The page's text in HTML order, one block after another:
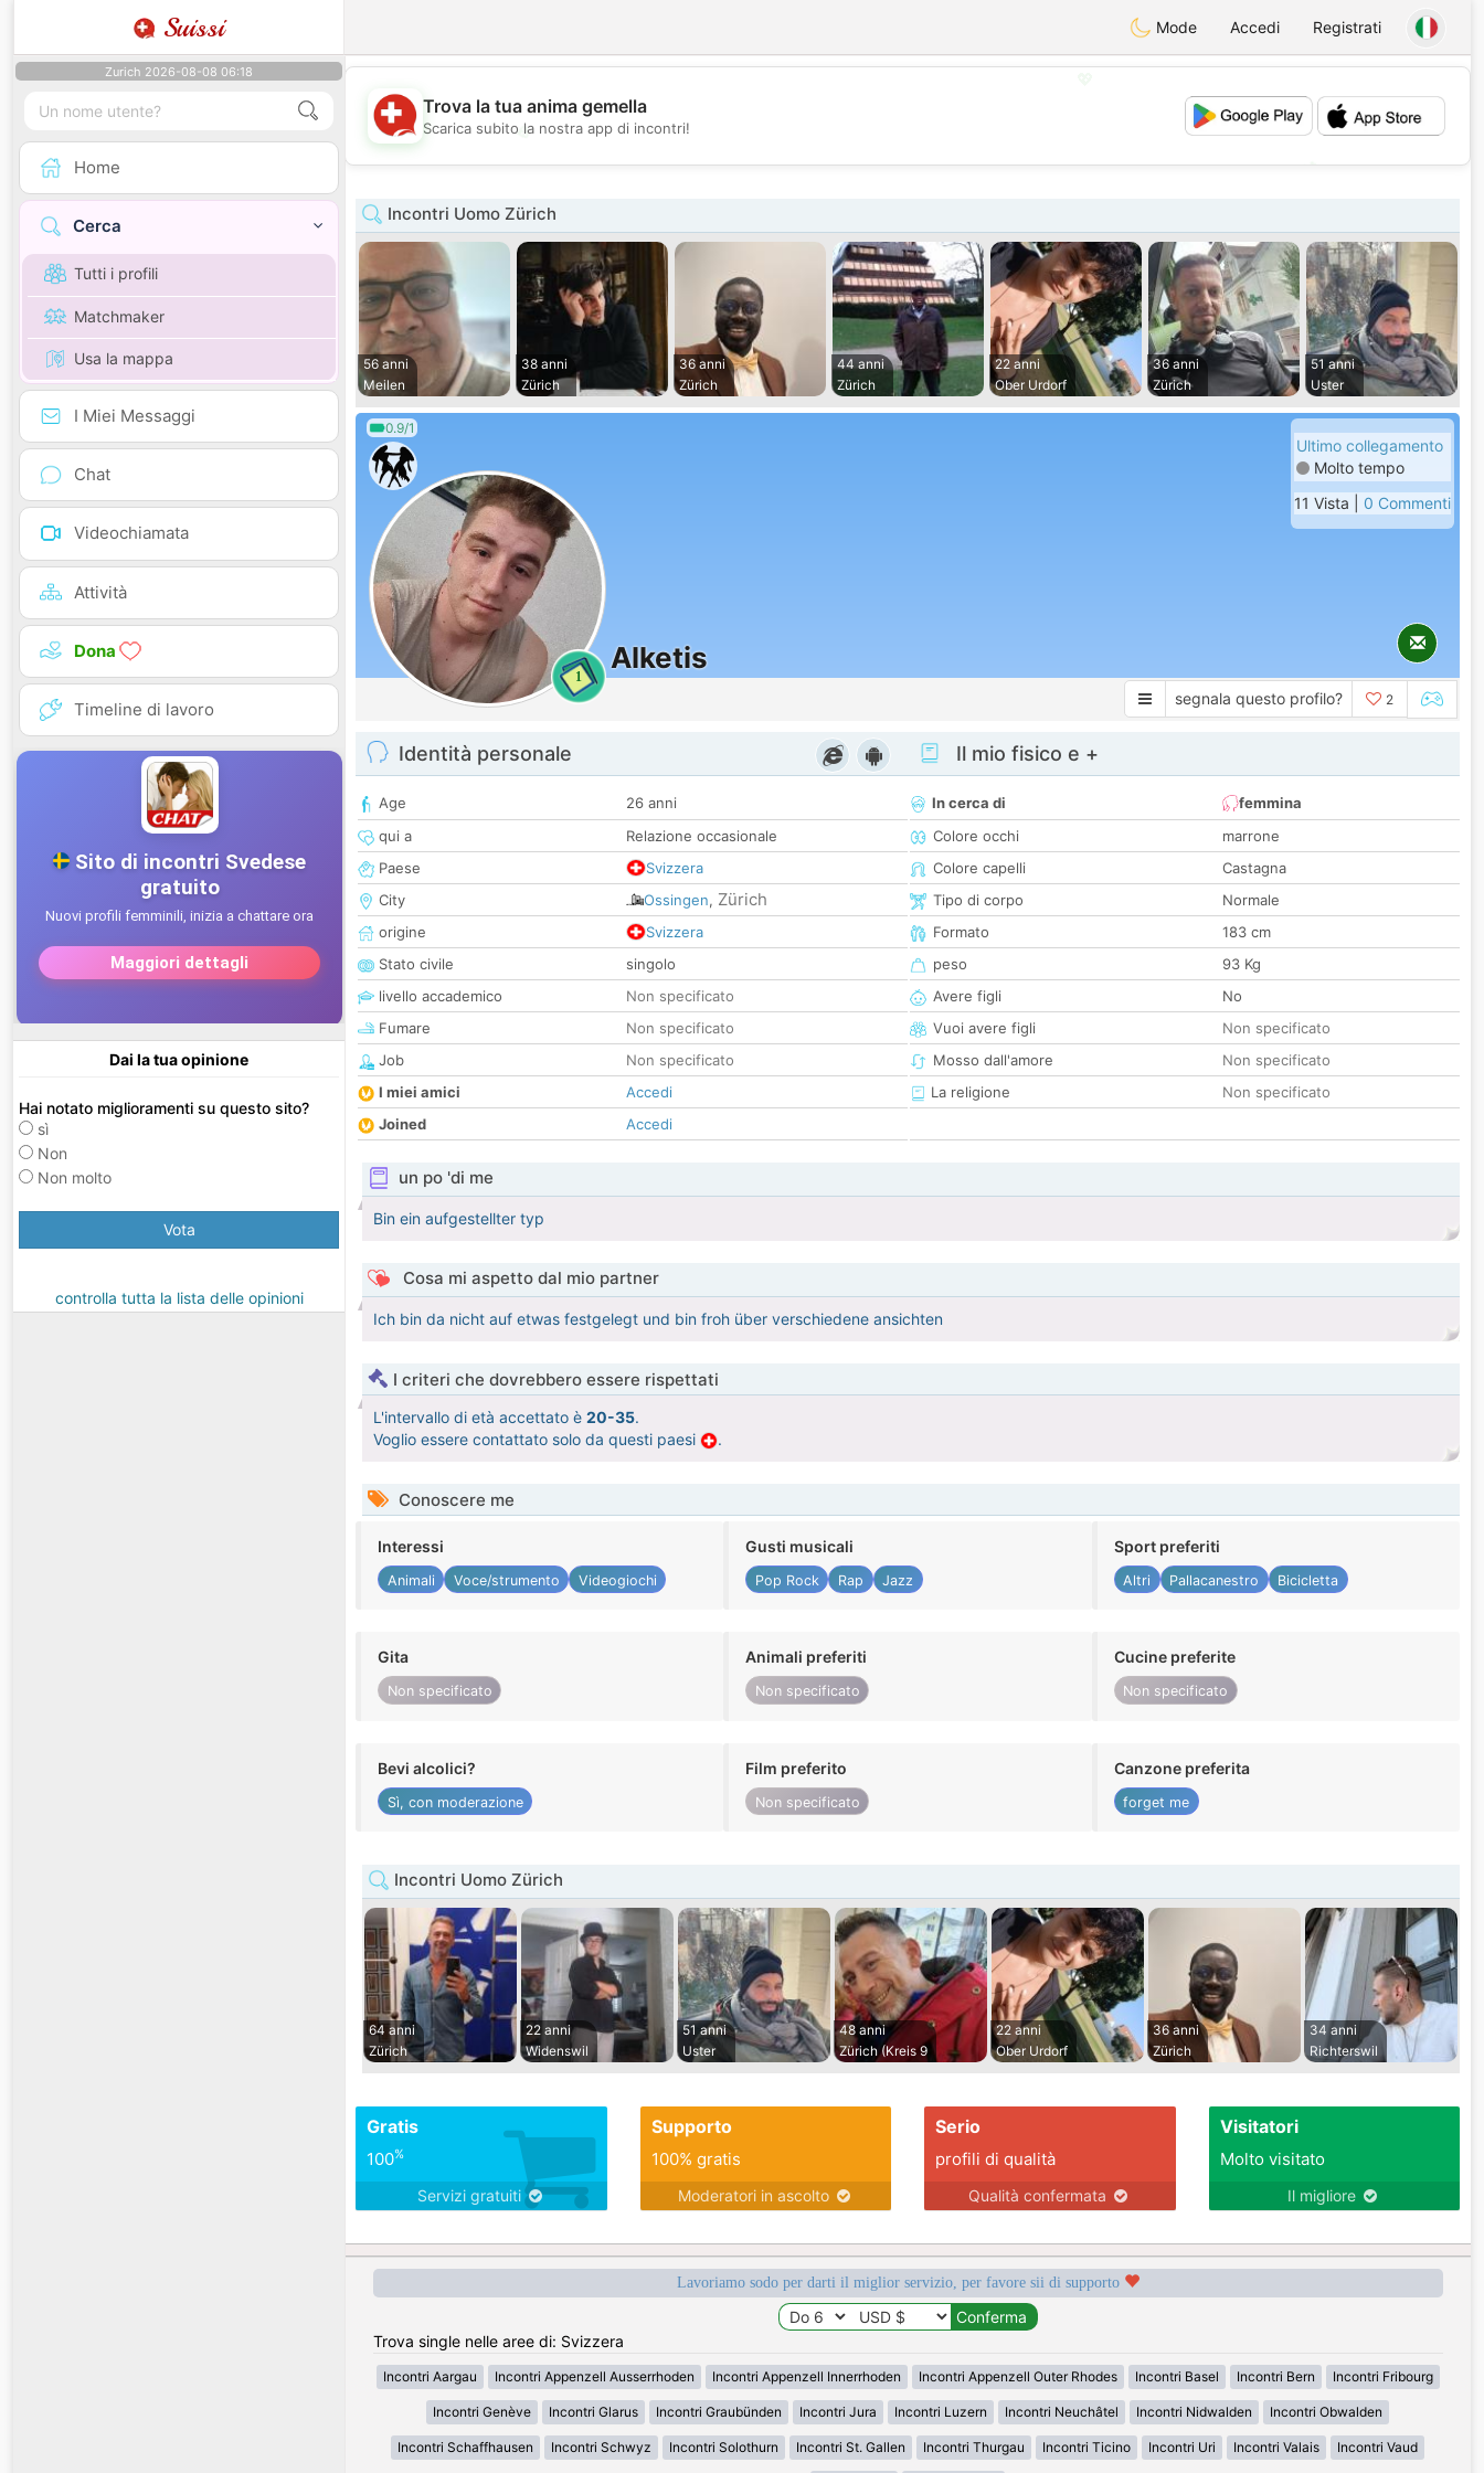
Suissi Mode Accedi Registrati
Zurich 2026-08-08 06:18
Home
Cerca
Tutti i profili
Matchmaker
Usa la mappa
I Miei Messaggi
Chat
Videochiamata
Attività
Dona
Timeline di lavoro
Dai la tua opinione
Hai notato miglioramenti su questo sito?
sì
Non
Non molto
Vota
controlla tutta la lista delle opinioni
💖
💕
Trova la tua anima gemella
Scarica subito la nostra app di incontri!
Incontri Uomo Zürich
56 anni
Meilen
38 anni
Zürich
36 anni
Zürich
44 anni
Zürich
22 anni
Ober Urdorf
36 anni
Zürich
51 anni
Uster
0.9/1
1
Alketis
Ultimo collegamento
Molto tempo
11 Vista | 0 Commenti
segnala questo profilo? 2
Identità personale
Age
26 anni
qui a
Relazione occasionale
Paese
Svizzera
City
Ossingen, Zürich
origine
Svizzera
Stato civile
singolo
livello accademico
Non specificato
Fumare
Non specificato
Job
Non specificato
I miei amici
Accedi
Joined
Accedi
Il mio fisico e +
In cerca di
femmina
Colore occhi
marrone
Colore capelli
Castagna
Tipo di corpo
Normale
Formato
183 cm
peso
93 Kg
Avere figli
No
Vuoi avere figli
Non specificato
Mosso dall'amore
Non specificato
La religione
Non specificato
un po 'di me
Bin ein aufgestellter typ
Cosa mi aspetto dal mio partner
Ich bin da nicht auf etwas festgelegt und bin froh über verschiedene ansichten
I criteri che dovrebbero essere rispettati
L'intervallo di età accettato è 20-35.
Voglio essere contattato solo da questi paesi
.
Conoscere me
Interessi
Animali Voce/strumento Videogiochi
Gusti musicali
Pop Rock Rap Jazz
Sport preferiti
Altri Pallacanestro Bicicletta
Gita
Non specificato
Animali preferiti
Non specificato
Cucine preferite
Non specificato
Bevi alcolici?
Sì, con moderazione
Film preferito
Non specificato
Canzone preferita
forget me
Incontri Uomo Zürich
64 anni
Zürich
22 anni
Widenswil
51 anni
Uster
48 anni
Zürich (Kreis 9
22 anni
Ober Urdorf
36 anni
Zürich
34 anni
Richterswil
Gratis
100%
Servizi gratuiti
Supporto
100% gratis
Moderatori in ascolto
Serio
profili di qualità
Qualità confermata
Visitatori
Molto visitato
Il migliore
Lavoriamo sodo per darti il miglior servizio, per favore sii di supporto
Trova single nelle aree di: Svizzera
Incontri Aargau Incontri Appenzell Ausserrhoden Incontri Appenzell Innerrhoden Incontri Appenzell Outer Rhodes Incontri Basel Incontri Bern Incontri Fribourg
Incontri Genève Incontri Glarus Incontri Graubünden Incontri Jura Incontri Luzern Incontri Neuchâtel Incontri Nidwalden Incontri Obwalden
Incontri Schaffhausen Incontri Schwyz Incontri Solothurn Incontri St. Gallen Incontri Thurgau Incontri Ticino Incontri Uri Incontri Valais Incontri Vaud